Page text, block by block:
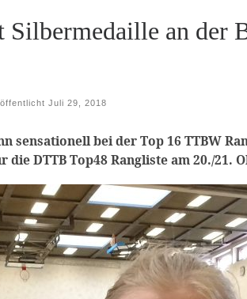
an der
Juli 29, 2018
sensationell bei der Top 16 TTBW
die DTTB Top48 Rangliste am 20./21.